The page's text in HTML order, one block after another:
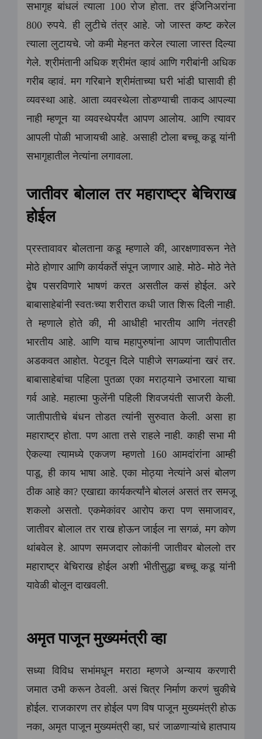
सभागृह बांधलं त्याला 100 रोज होता. तर इंजिनिअरांना
800 रुपये. ही लुटीचे तंत्र आहे. जो जास्त कष्ट करेल
त्याला लुटायचे. जो कमी मेहनत करेल त्याला जास्त दिल्या
गेले. श्रीमंतानी अधिक श्रीमंत व्हावं आणि गरीबांनी अधिक
गरीब व्हावं. मग गरिबाने श्रीमंताच्या घरी भांडी घासावी ही
व्यवस्था आहे. आता व्यवस्थेला तोडण्याची ताकद आपल्या
नाही म्हणून या व्यवस्थेपर्यंत आपण आलोय. आणि त्यावर
आपली पोळी भाजायची आहे. असाही टोला बच्चू कडू यांनी
सभागृहातील नेत्यांना लगावला.
जातीवर बोलाल तर महाराष्ट्र बेचिराख
होईल
प्रस्तावावर बोलताना कडू म्हणाले की, आरक्षणावरून नेते
मोठे होणार आणि कार्यकर्ते संपून जाणार आहे. मोठे- मोठे नेते
द्वेष पसरविणारे भाषणं करत असतील कसं होईल. अरे
बाबासाहेबांनी स्वतःच्या शरीरात कधी जात शिरू दिली नाही.
ते म्हणाले होते की, मी आधीही भारतीय आणि नंतरही
भारतीय आहे. आणि याच महापुरुषांना आपण जातीपातीत
अडकवत आहोत. पेटवून दिले पाहीजे सगळ्यांना खरं तर.
बाबासाहेबांचा पहिला पुतळा एका मराठ्याने उभारला याचा
गर्व आहे. महात्मा फुलेंनी पहिली शिवजयंती साजरी केली.
जातीपातीचे बंधन तोडत त्यांनी सुरुवात केली. असा हा
महाराष्ट्र होता. पण आता तसे राहले नाही. काही सभा मी
ऐकल्या त्यामध्ये एकजण म्हणतो 160 आमदांरांना आम्ही
पाडू, ही काय भाषा आहे. एका मोठ्या नेत्यांने असं बोलण
ठीक आहे का? एखाद्या कार्यकर्त्यांने बोललं असतं तर समजू
शकलो असतो. एकमेकांवर आरोप करा पण समाजावर,
जातीवर बोलाल तर राख होऊन जाईल ना सगळं, मग कोण
थांबवेल हे. आपण समजदार लोकांनी जातीवर बोललो तर
महाराष्ट्र बेचिराख होईल अशी भीतीसुद्धा बच्चू कडू यांनी
यावेळी बोलून दाखवली.
अमृत पाजून मुख्यमंत्री व्हा
सध्या विविध सभांमधून मराठा म्हणजे अन्याय करणारी
जमात उभी करून ठेवली. असं चित्र निर्माण करणं चुकीचे
होईल. राजकारण तर होईल पण विष पाजून मुख्यमंत्री होऊ
नका, अमृत पाजून मुख्यमंत्री व्हा, घरं जाळणाऱ्यांचे हातपाय